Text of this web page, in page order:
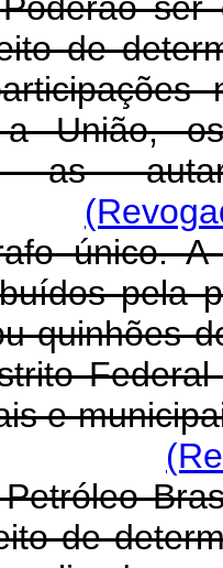
de
a União,
as
único. A
pela
quinhões
e
de